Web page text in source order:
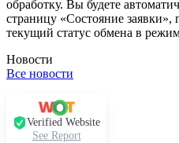
обработку. Вы будете
страницу «Состояние заявки»,
текущий статус обмена в
Новости
Все новости
Verified Website
See Report